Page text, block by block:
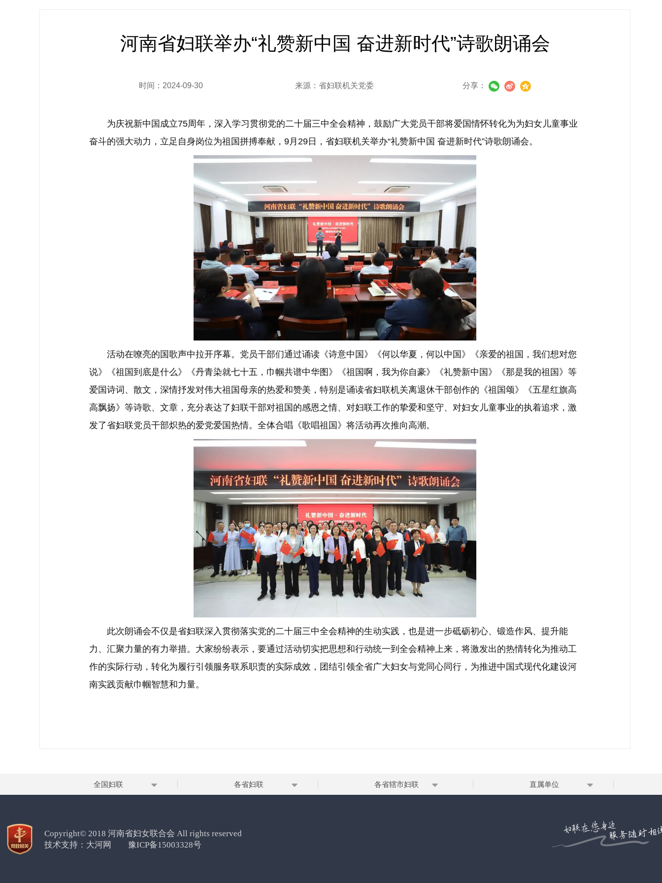
河南省妇联举办“礼赞新中国 奋进新时代”诗歌朗诵会
时间：2024-09-30 来源：省妇联机关党委 分享：
为庆祝新中国成立75周年，深入学习贯彻党的二十届三中全会精神，鼓励广大党员干部将爱国情怀转化为为妇女儿童事业
奋斗的强大动力，立足自身岗位为祖国拼搏奉献，9月29日，省妇联机关举办“礼赞新中国 奋进新时代”诗歌朗诵会。
活动在嘹亮的国歌声中拉开序幕。党员干部们通过诵读《诗意中国》《何以华夏，何以中国》《亲爱的祖国，我们想对您
说》《祖国到底是什么》《丹青染就七十五，巾帼共谱中华图》《祖国啊，我为你自豪》《礼赞新中国》《那是我的祖国》等
爱国诗词、散文，深情抒发对伟大祖国母亲的热爱和赞美，特别是诵读省妇联机关离退休干部创作的《祖国颂》《五星红旗高
高飘扬》等诗歌、文章，充分表达了妇联干部对祖国的感恩之情、对妇联工作的挚爱和坚守、对妇女儿童事业的执着追求，激
发了省妇联党员干部炽热的爱党爱国热情。全体合唱《歌唱祖国》将活动再次推向高潮。
此次朗诵会不仅是省妇联深入贯彻落实党的二十届三中全会精神的生动实践，也是进一步砥砺初心、锻造作风、提升能
力、汇聚力量的有力举措。大家纷纷表示，要通过活动切实把思想和行动统一到全会精神上来，将激发出的热情转化为推动工
作的实际行动，转化为履行引领服务联系职责的实际成效，团结引领全省广大妇女与党同心同行，为推进中国式现代化建设河
南实践贡献巾帼智慧和力量。
全国妇联 各省妇联 各省辖市妇联 直属单位
Copyright© 2018 河南省妇女联合会 All rights reserved
技术支持： 大河网 豫ICP备15003328号